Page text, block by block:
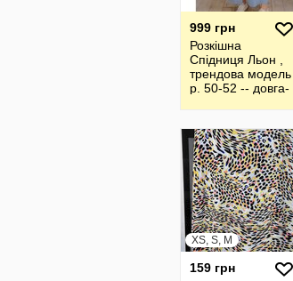
999 грн
Розкішна
Спідниця Льон ,
трендова модель
р. 50-52 -- довга-
XS, S, M
159 грн